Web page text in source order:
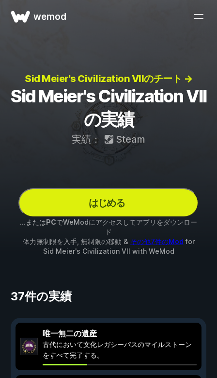
wemod
Sid Meier's Civilization VIIのチート →
Sid Meier's Civilization VII
の実績
実績： Steam
はじめる
...またはPCでWeModにアクセスしてアプリをダウンロー
ド
体力無制限を入手, 無制限の移動 & その他7件のMod for
Sid Meier's Civilization VII with WeMod
37件の実績
唯一無二の遺産
古代において文化レガシーパスのマイルストーン
をすべて完了する。